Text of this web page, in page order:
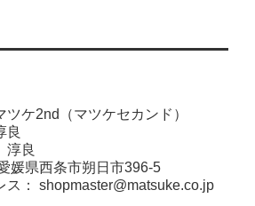
ケ2nd（マツケセカンド）
良
淳良
媛県西条市朔日市396-5
ス： shopmaster@matsuke.co.jp